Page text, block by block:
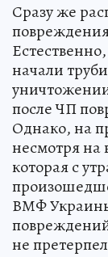
Сразу же
начали
после ЧП
Однако, на
несмотря на
которая с
ВМФ
не